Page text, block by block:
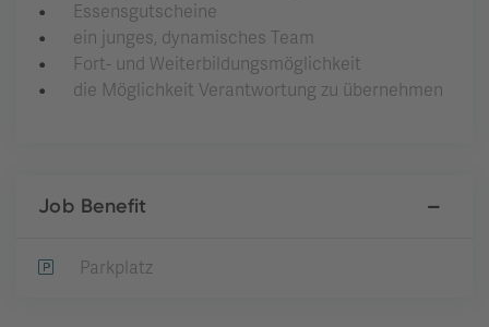
Essensgutscheine
ein junges, dynamisches Team
Fort- und Weiterbildungsmöglichkeit
die Möglichkeit Verantwortung zu übernehmen
Job Benefit
Parkplatz